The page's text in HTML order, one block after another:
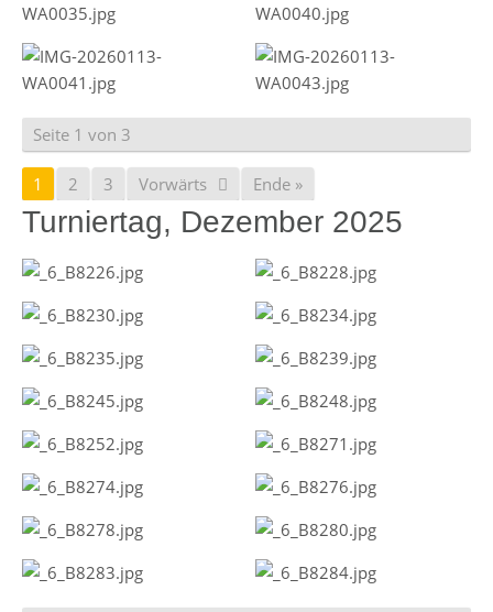
Seite 1 von 3
1 2 3 Vorwärts Ende »
Turniertag, Dezember 2025